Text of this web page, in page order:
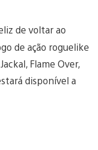
de voltar ao
de ação roguelike
Flame Over,
disponível a